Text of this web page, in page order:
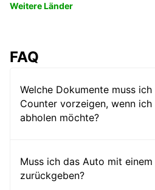
Weitere Länder
FAQ
Welche Dokumente muss
Counter vorzeigen, wenn ich
abholen möchte?
Muss ich das Auto mit
zurückgeben?